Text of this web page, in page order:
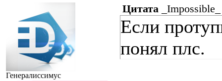
Генералиссимус
Цитата _Impossible_
Если
понял плс.